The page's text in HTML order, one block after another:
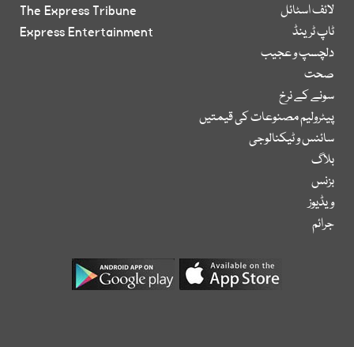
لائف اسٹائل
ٹاپ ٹرینڈ
دلچسپ و عجیب
صحت
سونے کے نرخ
پیٹرولیم مصنوعات کی قیمتیں
سائنس و ٹیکنالوجی
بلاگ
بزنس
ویڈیوز
جرائم
The Express Tribune
Express Entertainment